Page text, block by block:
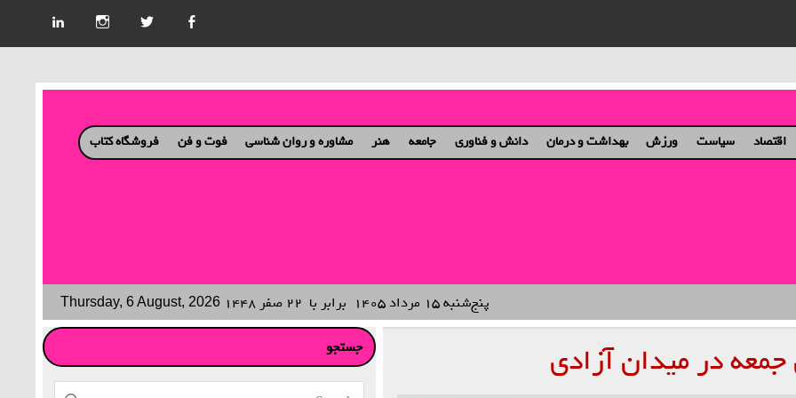
و دختران اقتصاد سیاست ورزش بهداشت و درمان دانش و فناوری جامعه هنر مشاوره و روان شناسی فوت و فن فروشگاه کتاب
پنج‌شنبه ۱۵ مرداد ۱۴۰۵ برابر با ۲۲ صفر ۱۴۴۸ Thursday, 6 August, 2026
در میدان آزادی جستجو